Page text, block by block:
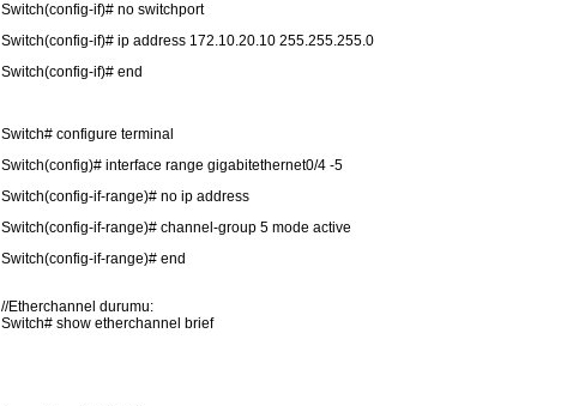
Switch(config-if)# no switchport
Switch(config-if)# ip address 172.10.20.10 255.255.255.0
Switch(config-if)# end
Switch# configure terminal
Switch(config)# interface range gigabitethernet0/4 -5
Switch(config-if-range)# no ip address
Switch(config-if-range)# channel-group 5 mode active
Switch(config-if-range)# end
//Etherchannel durumu:
Switch# show etherchannel brief